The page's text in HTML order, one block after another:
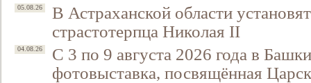
05.08.26
В Астраханской области
страстотерпца Николая II
04.08.26
С 3 по 9 августа 2026 года в
фотовыставка, посвящённая